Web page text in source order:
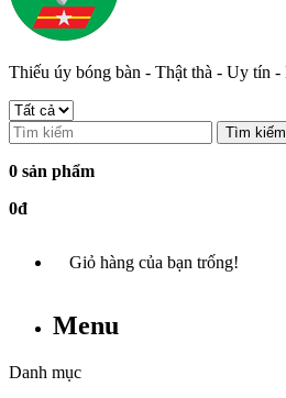
Thiếu úy bóng bàn - Thật thà - Uy tín
Tìm kiếm
0 sản phẩm
0đ
Giỏ hàng của bạn trống!
Menu
Danh mục